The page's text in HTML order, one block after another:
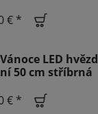
€ *
LED
50 cm stříbrná
€ *